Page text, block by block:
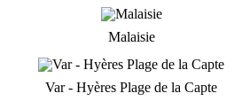
Malaisie
Var - Hyères Plage de la Capte